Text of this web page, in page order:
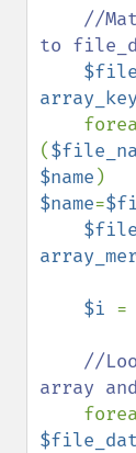
//
to
(
$name
$name=
$i =
//
array